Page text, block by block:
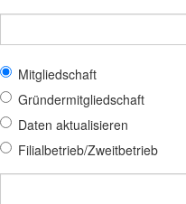
Mitgliedschaft
Gründermitgliedschaft
Daten aktualisieren
Filialbetrieb/Zweitbetrieb